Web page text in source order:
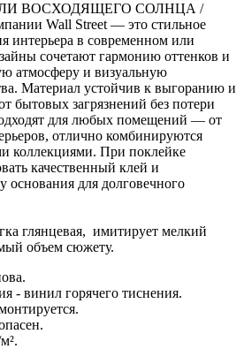
ВОСХОДЯЩЕГО СОЛНЦА /
Wall Street — это стильное
интерьера в современном или
сочетают гармонию оттенков и
атмосферу и визуальную
Материал устойчив к выгоранию и
бытовых загрязнений без потери
для любых помещений — от
отлично комбинируются
коллекциями. При поклейке
качественный клей и
основания для долговечного
глянцевая, имитирует мелкий
объем сюжету.
- винил горячего тиснения.